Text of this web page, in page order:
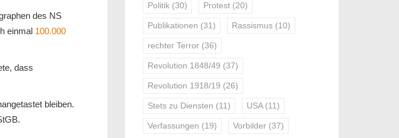
des NS
einmal 100.000
dass
bleiben.
Politik (30) Protest (20)
Publikationen (31) Rassismus (10)
rechter Terror (36)
Revolution 1848/49 (37)
Revolution 1918/19 (26)
Stets zu Diensten (11) USA(11)
Verfassungen (19) Vorbilder (37)